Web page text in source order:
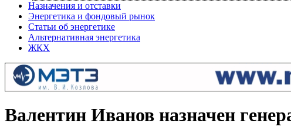
Назначения и отставки
Энергетика и фондовый рынок
Статьи об энергетике
Альтернативная энергетика
ЖКХ
Валентин Иванов назначен